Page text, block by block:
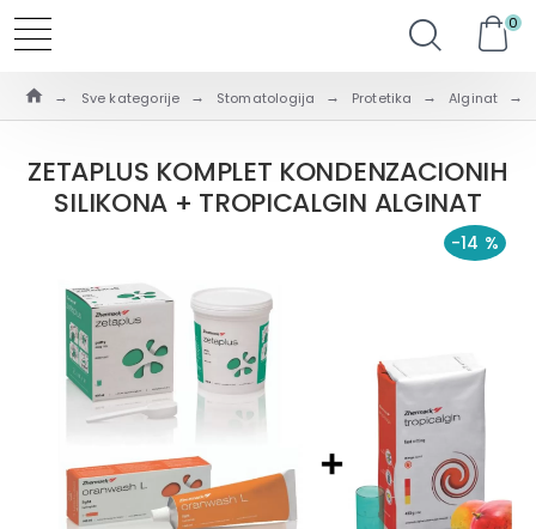
0
Sve kategorije Stomatologija Protetika Alginat
ZETAPLUS KOMPLET KONDENZACIONIH
SILIKONA + TROPICALGIN ALGINAT
-14 %